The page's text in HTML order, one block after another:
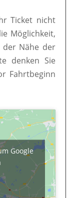
Ticket nicht
Möglichkeit,
der Nähe der
denken Sie
Fahrtbeginn
Google